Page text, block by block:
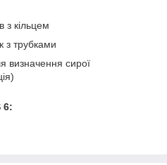
6:
з кільцем
з трубками
визначення сирої